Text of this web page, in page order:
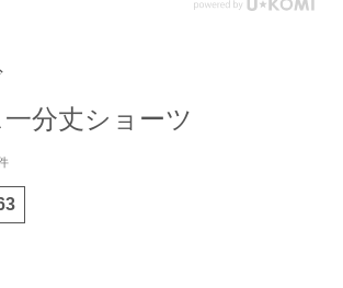
分丈ショーツ